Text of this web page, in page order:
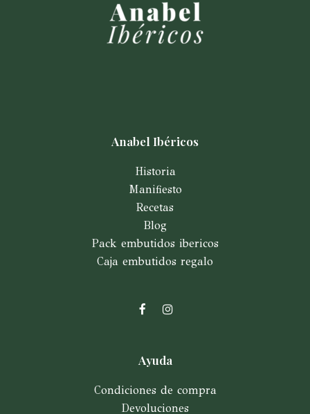
Anabel Ibéricos
Historia
Manifiesto
Recetas
Blog
Pack embutidos ibericos
Caja embutidos regalo
FacebookInstagram
Ayuda
Condiciones de compra
Devoluciones